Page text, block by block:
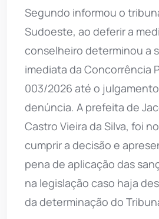
Segundo informou o
Sudoeste, ao deferir a
conselheiro determinou a
imediata da Concorrência
003/2026 até o
denúncia. A prefeita de
Castro Vieira da Silva, foi
cumprir a decisão e
pena de aplicação das
na legislação caso haja
da determinação do